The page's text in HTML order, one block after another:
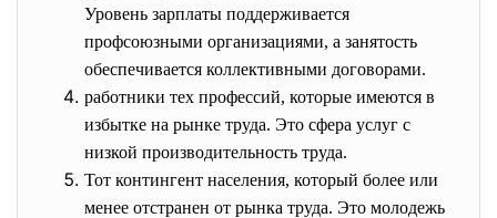
Уровень зарплаты поддерживается
профсоюзными организациями, а занятость
обеспечивается коллективными договорами.
работники тех профессий, которые имеются в
избытке на рынке труда. Это сфера услуг с
низкой производительность труда.
Тот контингент населения, который более или
менее отстранен от рынка труда. Это молодежь